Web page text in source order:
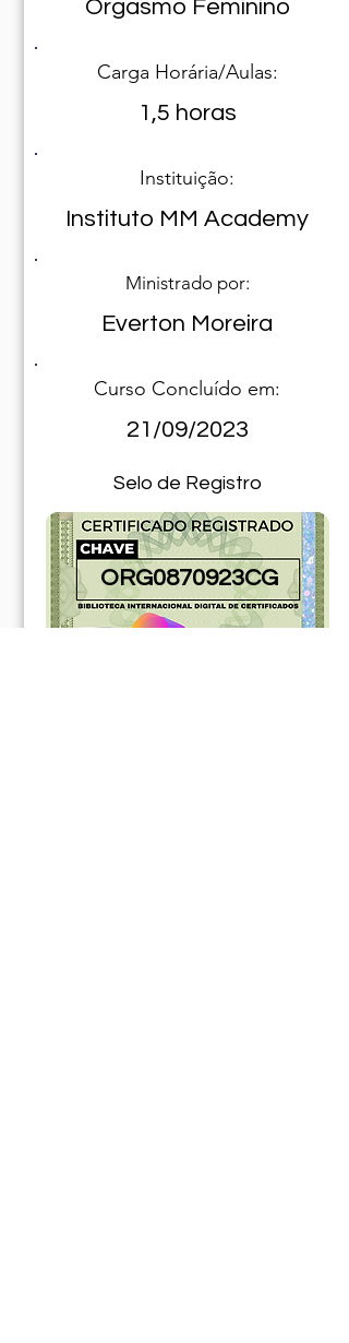
Orgasmo Feminino
Carga Horária/Aulas:
1,5 horas
Instituição:
Instituto MM Academy
Ministrado por:
Everton Moreira
Curso Concluído em:
21/09/2023
Selo de Registro
ORG0870923CG